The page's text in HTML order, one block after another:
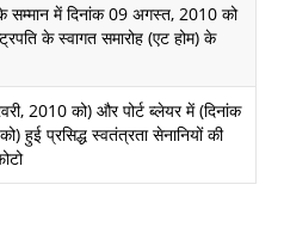
सम्मान में दिनांक 09 अगस्त, 2010 को
के स्वागत समारोह (एट होम) के
2010 को) और पोर्ट ब्लेयर में (दिनांक
हुई प्रसिद्ध स्वतंत्रता सेनानियों की